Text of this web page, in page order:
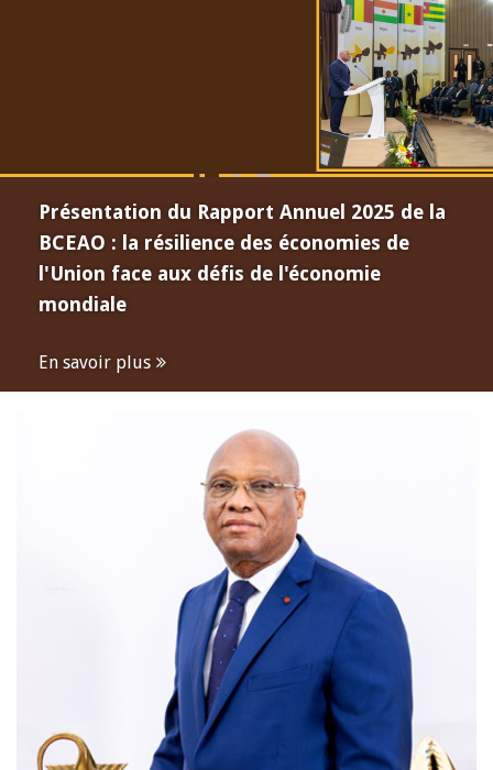
Présentation du Rapport Annuel 2025 de la
BCEAO : la résilience des économies de
l'Union face aux défis de l'économie
mondiale
En savoir plus